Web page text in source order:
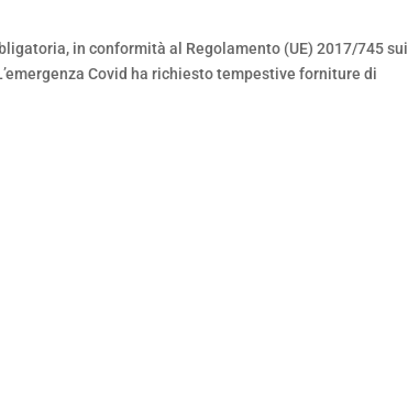
in conformità al Regolamento (UE) 2017/745 sui
Covid ha richiesto tempestive forniture di